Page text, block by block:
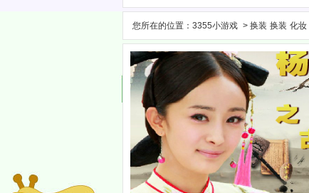
您所在的位置： 3355小游戏 > 换装 换装 化妆